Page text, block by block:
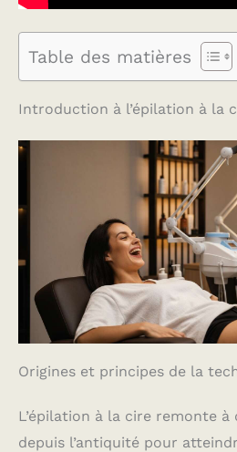
Table des matières
Introduction à l’épilation à la
Origines et principes de la
L’épilation à la cire remonte à
depuis l’antiquité pour